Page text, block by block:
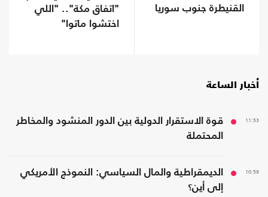
القنيطرة جنوب سوريا
"اتفاق مكة".. "اللي
اختشوا ماتوا"
أخبار الساعة
11:53
قوة الاستقرار الدولية بين الدور المنشود والمخاطر
المحتملة
10:59
الديمقراطية والمال السياسي: النموذج الأمريكي
إلى أين؟